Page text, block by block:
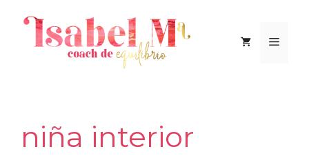
contenido
Menú
niña interior